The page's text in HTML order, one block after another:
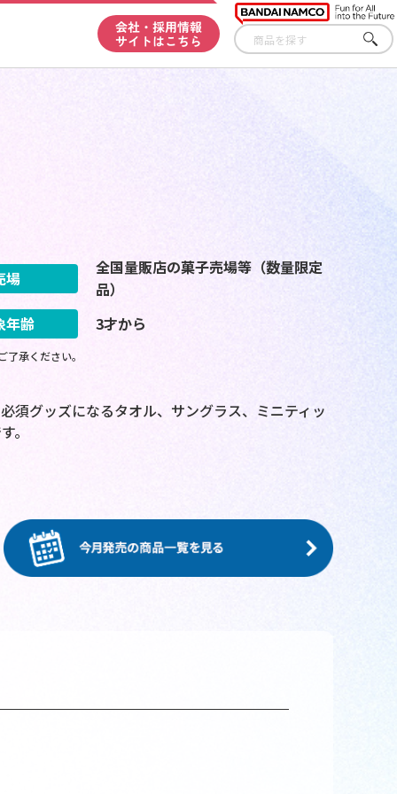
会社・採用情報
サイトはこちら
さが
す
場
全国量販店の菓子売場等（数量限定
品）
年齢
3才から
承ください。
須グッズになるタオル、サングラス、ミニティッ
。